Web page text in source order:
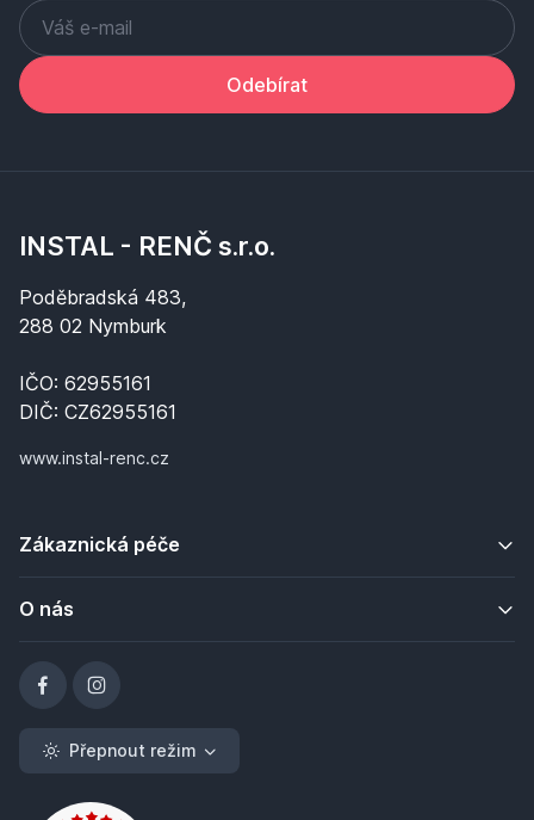
Odebírat
INSTAL - RENČ s.r.o.
Poděbradská 483,
288 02 Nymburk
IČO: 62955161
DIČ: CZ62955161
www.instal-renc.cz
Zákaznická péče
O nás
Přepnout režim